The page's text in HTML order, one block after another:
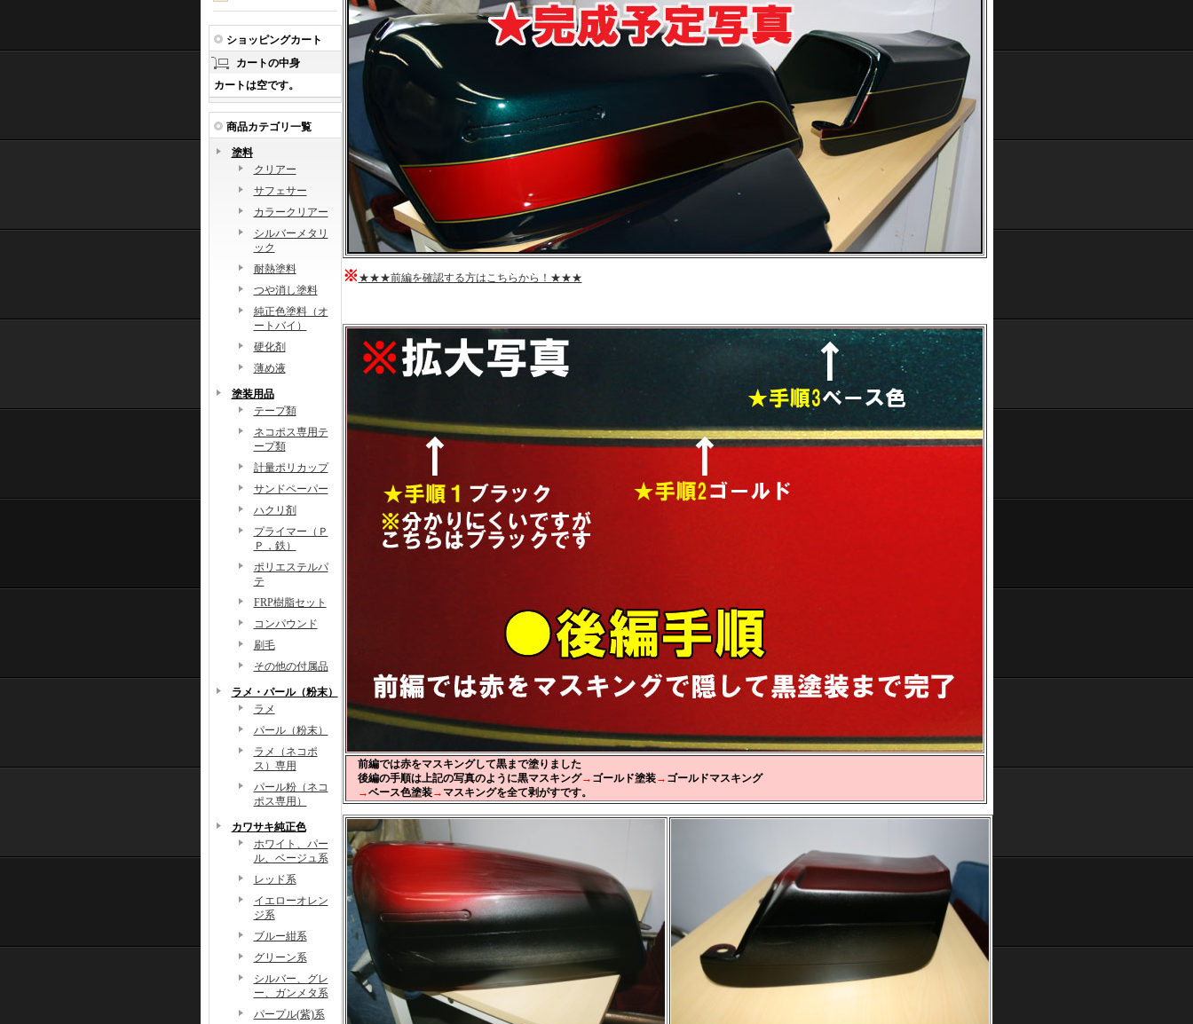
ショッピングカート
カートの中身
カートは空です。
商品カテゴリ一覧
塗料
クリアー
サフェサー
カラークリアー
シルバーメタリ
ック
耐熱塗料
つや消し塗料
純正色塗料（オ
ートバイ）
硬化剤
薄め液
塗装用品
テープ類
ネコポス専用テ
ープ類
計量ポリカップ
サンドペーパー
ハクリ剤
プライマー（Ｐ
Ｐ，鉄）
ポリエステルパ
テ
FRP樹脂セット
コンパウンド
刷毛
その他の付属品
ラメ・パール（粉末）
ラメ
パール（粉末）
ラメ（ネコポ
ス）専用
パール粉（ネコ
ポス専用）
カワサキ純正色
ホワイト、パー
ル、ベージュ系
レッド系
イエローオレン
ジ系
ブルー紺系
グリーン系
シルバー、グレ
ー、ガンメタ系
パープル(紫)系
※★★★前編を確認する方はこちらから！★★★
前編では赤をマスキングして黒まで塗りました
後編の手順は上記の写真のように黒マスキング→ ゴールド塗装→ ゴールドマスキング
→ベース色塗装→ マスキングを全て剥がすです。